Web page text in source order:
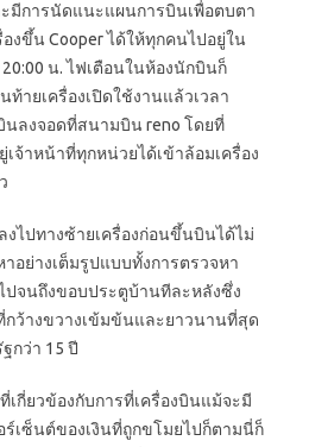
มีการนัดแนะแผนการบินเพื่อตบตา
งขึ้น Cooper ได้ให้ทุกคนไปอยู่ใน
น. ไฟเตือนในห้องนักบินก็
ายเครื่องเปิดใช้งานแล้วเวลา
นลงจอดที่สนามบิน reno โดยที่
จ้าหน้าที่ทุกหน่วยได้เข้าล้อมเครื่อง
ปทางซ้ายเครื่องก่อนขึ้นบินได้ไม่
อย่างเต็มรูปแบบทั้งการตรวจหา
ปจนถึงขอบประตูบ้านทีละหลังซึ่ง
กว้างขวางเข้มข้นและยาวนานที่สุด
กว่า 15 ปี
กี่ยวข้องกับการที่เครื่องบินแม้จะมี
ร์เซ็นต์ของเงินที่ถูกขโมยไปก็ตามนี่ก็